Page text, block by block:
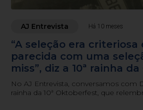
AJ Entrevista Há 10 meses
“A seleção era criteriosa
parecida com uma
miss”, diz a 10ª rainha
No AJ Entrevista, conversamos com
rainha da 10ª Oktoberfest, que